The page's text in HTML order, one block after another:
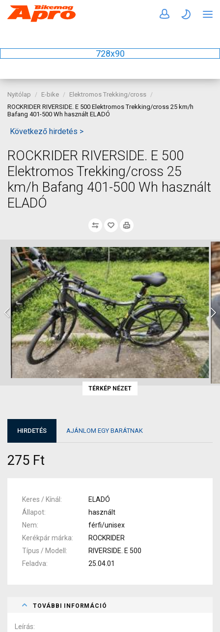
728x90
Nyitólap E-bike
Elektromos Trekking/cross
ROCKRIDER RIVERSIDE. E 500 Elektromos Trekking/cross 25 km/h
Bafang 401-500 Wh használt ELADÓ
Következő hirdetés >
ROCKRIDER RIVERSIDE. E 500
Elektromos Trekking/cross 25
km/h Bafang 401-500 Wh használt
ELADÓ
TÉRKÉP NÉZET
HIRDETÉS AJÁNLOM EGY BARÁTNAK
275 Ft
Keres / Kínál
ELADÓ
Állapot
használt
Nem
férfi/unisex
Kerékpár márka
ROCKRIDER
Típus / Modell
RIVERSIDE. E 500
Feladva
25.04.01
TOVÁBBI INFORMÁCIÓ
Leírás